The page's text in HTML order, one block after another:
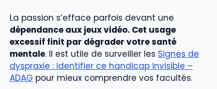
La passion s’efface parfois devant une
dépendance aux jeux vidéo. Cet usage
excessif finit par dégrader votre santé
mentale. Il est utile de surveiller les Signes de
dyspraxie : identifier ce handicap invisible –
ADAG pour mieux comprendre vos facultés.